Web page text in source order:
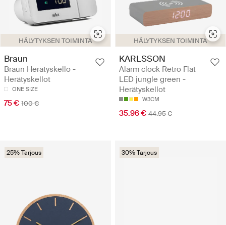
HÄLYTYKSEN TOIMINTA
Braun
Braun Herätyskello -
Herätyskellot
ONE SIZE
75 € 100 €
HÄLYTYKSEN TOIMINTA
KARLSSON
Alarm clock Retro Flat
LED jungle green -
Herätyskellot
W3CM
35.96 € 44.95 €
25% Tarjous 30% Tarjous